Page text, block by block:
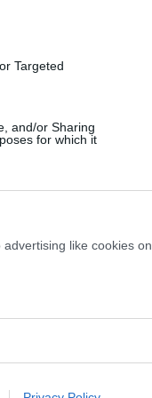
Targeted
and/or Sharing
for which it
like cookies on